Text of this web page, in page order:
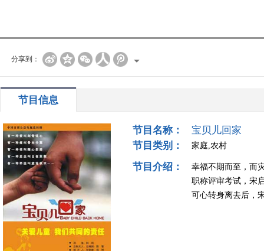
分享到：
节目信息
节目名称：
宝贝儿回家
节目类别：
家庭,农村
节目介绍：
幸福不期而至，而
职称评审考试，宋
可心转身离去后，